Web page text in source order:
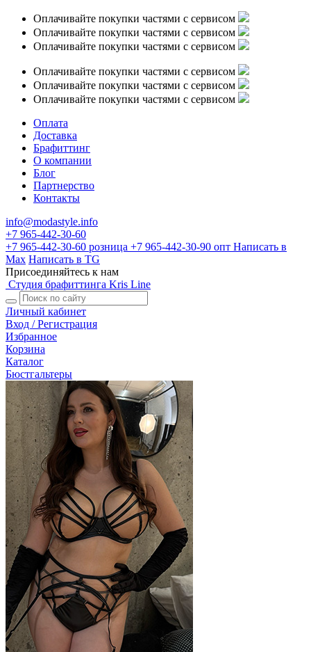
Оплачивайте покупки частями с сервисом
Оплачивайте покупки частями с сервисом
Оплачивайте покупки частями с сервисом
Оплачивайте покупки частями с сервисом
Оплачивайте покупки частями с сервисом
Оплачивайте покупки частями с сервисом
Оплата
Доставка
Брафиттинг
О компании
Блог
Партнерство
Контакты
info@modastyle.info
+7 965-442-30-60
+7 965-442-30-60 розница +7 965-442-30-90 опт Написать в
Max Написать в TG
Присоединяйтесь к нам
Студия брафиттинга Kris Line
Личный кабинет
Вход / Регистрация
Избранное
Корзина
Каталог
Бюстгальтеры